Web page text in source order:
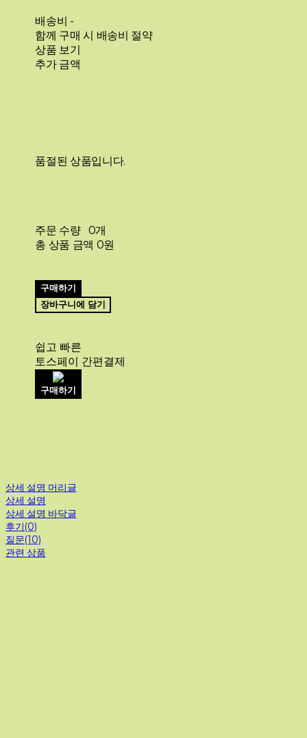
배송비 -
함께 구매 시 배송비 절약
상품 보기
추가 금액
품절된 상품입니다.
주문 수량
0개
총 상품 금액 0원
구매하기
장바구니에 담기
쉽고 빠른
토스페이 간편결제
구매하기
상세 설명 머리글
상세 설명
상세 설명 바닥글
후기(0)
질문(10)
관련 상품